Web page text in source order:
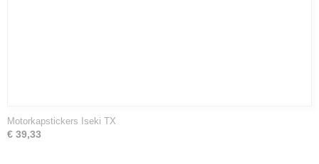
Motorkapstickers Iseki TX
€ 39,33